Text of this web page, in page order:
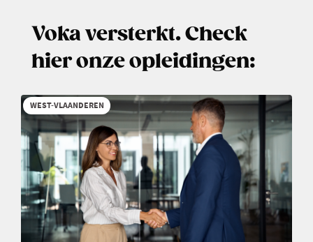
Voka versterkt. Check
hier onze opleidingen:
WEST-VLAANDEREN